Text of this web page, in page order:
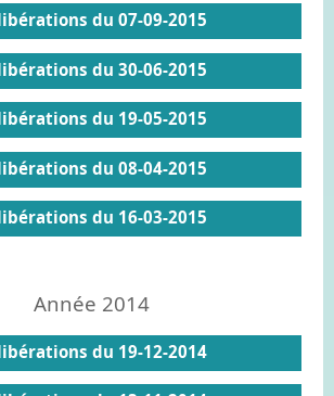
du 07-09-2015
du 30-06-2015
du 19-05-2015
du 08-04-2015
du 16-03-2015
Année 2014
du 19-12-2014